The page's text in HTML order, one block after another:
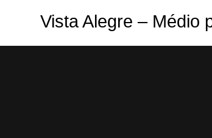
Vista Alegre – Médio